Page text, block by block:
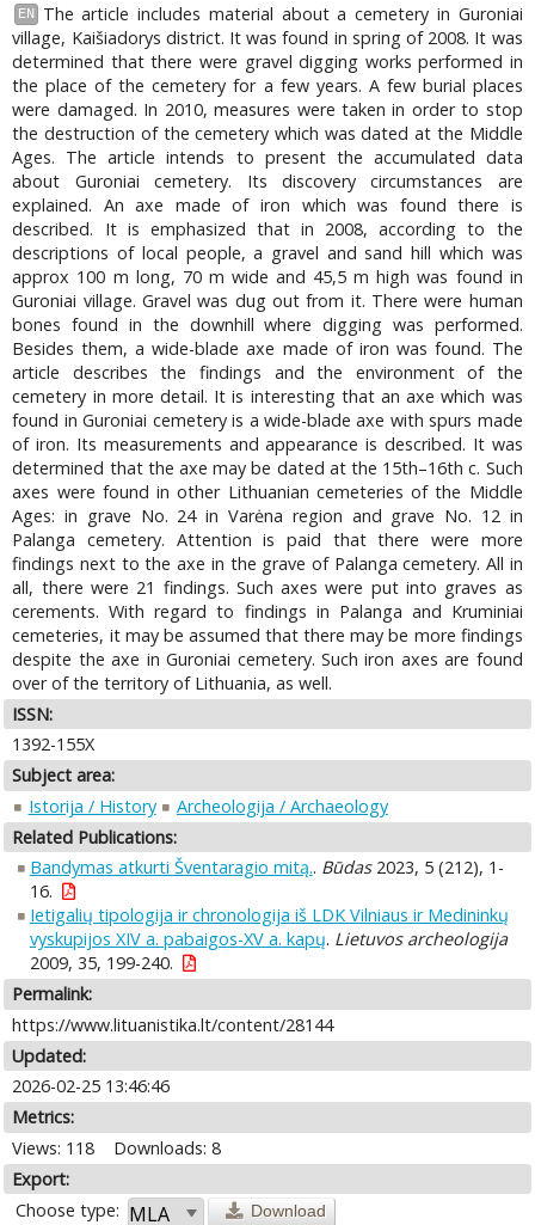
EN
The article includes material about a cemetery in Guroniai
village, Kaišiadorys district. It was found in spring of 2008. It was
determined that there were gravel digging works performed in
the place of the cemetery for a few years. A few burial places
were damaged. In 2010, measures were taken in order to stop
the destruction of the cemetery which was dated at the Middle
Ages. The article intends to present the accumulated data
about Guroniai cemetery. Its discovery circumstances are
explained. An axe made of iron which was found there is
described. It is emphasized that in 2008, according to the
descriptions of local people, a gravel and sand hill which was
approx 100 m long, 70 m wide and 45,5 m high was found in
Guroniai village. Gravel was dug out from it. There were human
bones found in the downhill where digging was performed.
Besides them, a wide-blade axe made of iron was found. The
article describes the findings and the environment of the
cemetery in more detail. It is interesting that an axe which was
found in Guroniai cemetery is a wide-blade axe with spurs made
of iron. Its measurements and appearance is described. It was
determined that the axe may be dated at the 15th–16th c. Such
axes were found in other Lithuanian cemeteries of the Middle
Ages: in grave No. 24 in Varėna region and grave No. 12 in
Palanga cemetery. Attention is paid that there were more
findings next to the axe in the grave of Palanga cemetery. All in
all, there were 21 findings. Such axes were put into graves as
cerements. With regard to findings in Palanga and Kruminiai
cemeteries, it may be assumed that there may be more findings
despite the axe in Guroniai cemetery. Such iron axes are found
over of the territory of Lithuania, as well.
ISSN:
1392-155X
Subject area:
Istorija / History
Archeologija / Archaeology
Related Publications:
Bandymas atkurti Šventaragio mitą.. Būdas2023, 5 (212), 1-
16.
Ietigalių tipologija ir chronologija iš LDK Vilniaus ir Medininkų
vyskupijos XIV a. pabaigos-XV a. kapų. Lietuvos archeologija
2009, 35, 199-240.
Permalink:
https://www.lituanistika.lt/content/28144
Updated:
2026-02-25 13:46:46
Metrics:
Views: 118
Downloads: 8
Export:
Choose type:
Download